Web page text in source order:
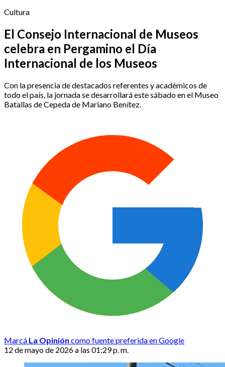
Cultura
El Consejo Internacional de Museos
celebra en Pergamino el Día
Internacional de los Museos
Con la presencia de destacados referentes y académicos de
todo el país, la jornada se desarrollará este sábado en el Museo
Batallas de Cepeda de Mariano Benítez.
Marcá La Opinión como fuente preferida en Google
12 de mayo de 2026 a las 01:29 p. m.